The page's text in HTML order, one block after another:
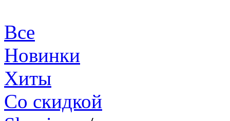
Все
Новинки
Хиты
Со скидкой